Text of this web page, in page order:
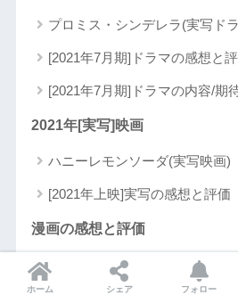
プロミス・シンデレラ(実写ド
[2021年7月期]ドラマの感想と
[2021年7月期]ドラマの内容/期
2021年[実写]映画
ハニーレモンソーダ(実写映画)
[2021年上映]実写の感想と評価
漫画の感想と評価
[マンガBANG!]連載作品の感想
[マンガMee]連載作品の感想と評
ホーム シェア フォロー